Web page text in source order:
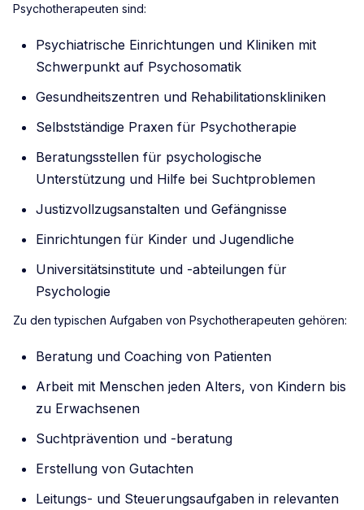
Psychotherapeuten sind:
Psychiatrische Einrichtungen und Kliniken mit
Schwerpunkt auf Psychosomatik
Gesundheitszentren und Rehabilitationskliniken
Selbstständige Praxen für Psychotherapie
Beratungsstellen für psychologische
Unterstützung und Hilfe bei Suchtproblemen
Justizvollzugsanstalten und Gefängnisse
Einrichtungen für Kinder und Jugendliche
Universitätsinstitute und -abteilungen für
Psychologie
Zu den typischen Aufgaben von Psychotherapeuten gehören:
Beratung und Coaching von Patienten
Arbeit mit Menschen jeden Alters, von Kindern bis
zu Erwachsenen
Suchtprävention und -beratung
Erstellung von Gutachten
Leitungs- und Steuerungsaufgaben in relevanten